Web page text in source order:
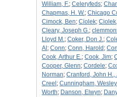
William, F.; Celeryfeds;
Chapmas, H. W.; Chicago
Cimock, Ben; Ciolek;
Cleary, Joseph G.;
Lloyd M.; Coker, Don J.;
Al ; Conn; Conn, Harold ;
Cook, Arthur E.; Cook, Jim;
Cooper, Glenn; Cordele;
Norman; Cranford, John H.,
Creel ; Cunningham,
Worth; Danson, Elwyn;